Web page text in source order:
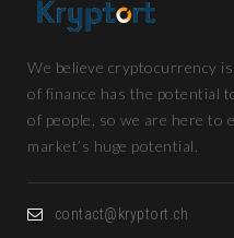
We believe cryptocurrency
of finance has the potential
of people, so we are here to
market’s huge potential.
contact@kryptort.ch